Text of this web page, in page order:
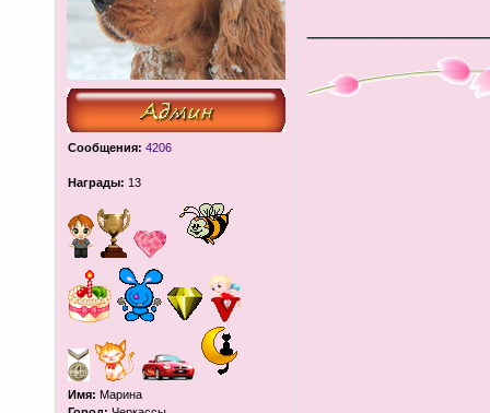
Сообщения: 4206
Награды: 13
Имя: Марина